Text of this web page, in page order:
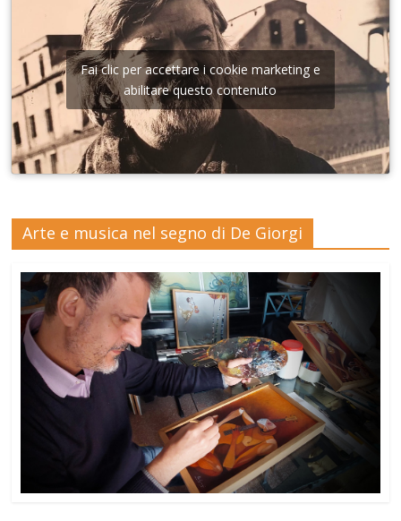
Fai clic per accettare i cookie marketing e
abilitare questo contenuto
Arte e musica nel segno di De Giorgi